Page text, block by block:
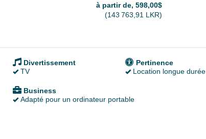
à partir de‚ 598,00$
(143 763 ,91 LKR)
Divertissement
TV
Pertinence
Location longue durée
Business
Adapté pour un ordinateur portable